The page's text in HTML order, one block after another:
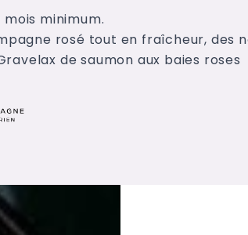
mois minimum.
rosé tout en fraîcheur, des
de saumon aux baies roses